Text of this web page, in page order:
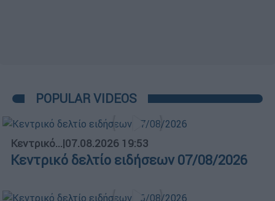
POPULAR VIDEOS
Κεντρικό...|07.08.2026 19:53
Κεντρικό δελτίο ειδήσεων 07/08/2026